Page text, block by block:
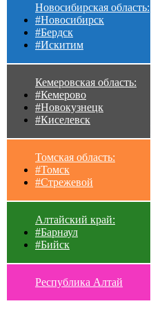
Новосибирская область:
#Новосибирск
#Бердск
#Искитим
Кемеровская область:
#Кемерово
#Новокузнецк
#Киселевск
Томская область:
#Томск
#Стрежевой
Алтайский край:
#Барнаул
#Бийск
Республика Алтай